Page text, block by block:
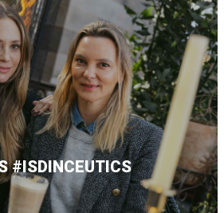
#ISDINCEUTICS